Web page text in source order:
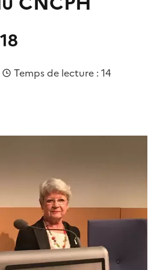
Temps de lecture : 14